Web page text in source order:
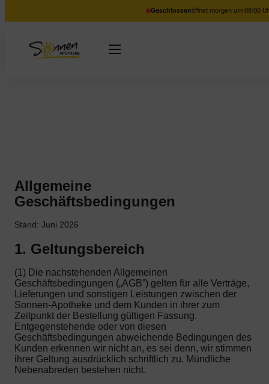
Geschlossenöffnet morgen um 08:00
Allgemeine
Geschäftsbedingungen
Stand: Juni 2026
1. Geltungsbereich
(1) Die nachstehenden Allgemeinen
Geschäftsbedingungen („AGB”) gelten für alle Verträge,
Lieferungen und sonstigen Leistungen zwischen der
Sonnen-Apotheke und dem Kunden in ihrer zum
Zeitpunkt der Bestellung gültigen Fassung.
Entgegenstehende oder von diesen
Geschäftsbedingungen abweichende Bedingungen des
Kunden erkennen wir nicht an, es sei denn, wir stimmen
ihrer Geltung ausdrücklich schriftlich zu. Mündliche
Nebenabreden bestehen nicht.